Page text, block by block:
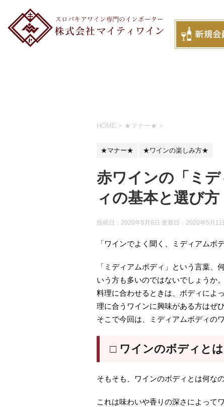
HOME > ★マナー★ >
★マナー★ ★ワインの楽しみ方★
赤ワインの「ミ
ィの基本と選び方
投稿日：2020年5月8日 更新日： 2020年5月1日
「ワインでよく聞く、ミディアムボ
「ミディアムボディ」という言葉、
いう方も多いのではないでしょうか。
料理に合わせるときは、ボディによ
理に合うワインに興味がある方はぜ
そこで今回は、ミディアムボディの
□ ワインのボディとは
そもそも、ワインのボディとは何な
これは味わいや香りの深さによって